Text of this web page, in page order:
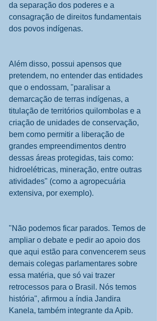
da separação dos poderes e a
consagração de direitos fundamentais
dos povos indígenas.
Além disso, possui apensos que
pretendem, no entender das entidades
que o endossam, "paralisar a
demarcação de terras indígenas, a
titulação de territórios quilombolas e a
criação de unidades de conservação,
bem como permitir a liberação de
grandes empreendimentos dentro
dessas áreas protegidas, tais como:
hidroelétricas, mineração, entre outras
atividades" (como a agropecuária
extensiva, por exemplo).
"Não podemos ficar parados. Temos de
ampliar o debate e pedir ao apoio dos
que aqui estão para convencerem seus
demais colegas parlamentares sobre
essa matéria, que só vai trazer
retrocessos para o Brasil. Nós temos
história", afirmou a índia Jandira
Kanela, também integrante da Apib.